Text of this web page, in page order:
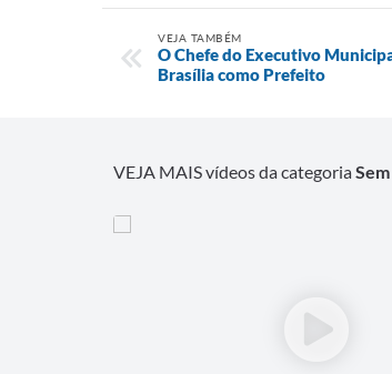
VEJA TAMBÉM
O Chefe do Executivo
Brasília como Prefeito
VEJA MAIS vídeos da categoria